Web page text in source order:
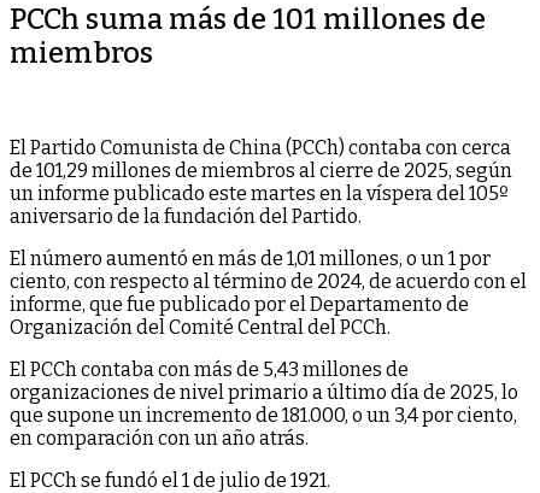
PCCh suma más de 101 millones de
miembros
El Partido Comunista de China (PCCh) contaba con cerca
de 101,29 millones de miembros al cierre de 2025, según
un informe publicado este martes en la víspera del 105º
aniversario de la fundación del Partido.
El número aumentó en más de 1,01 millones, o un 1 por
ciento, con respecto al término de 2024, de acuerdo con el
informe, que fue publicado por el Departamento de
Organización del Comité Central del PCCh.
El PCCh contaba con más de 5,43 millones de
organizaciones de nivel primario a último día de 2025, lo
que supone un incremento de 181.000, o un 3,4 por ciento,
en comparación con un año atrás.
El PCCh se fundó el 1 de julio de 1921.